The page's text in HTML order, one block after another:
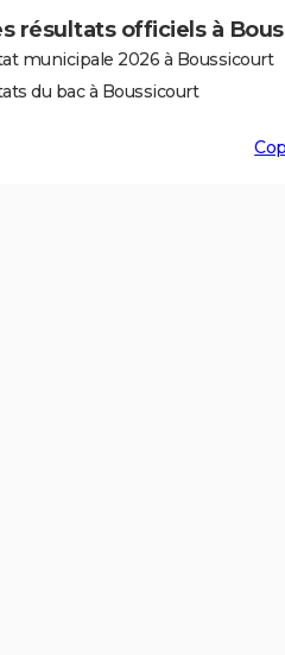
résultats officiels à
municipale 2026 à Boussicourt
du bac à Boussicourt